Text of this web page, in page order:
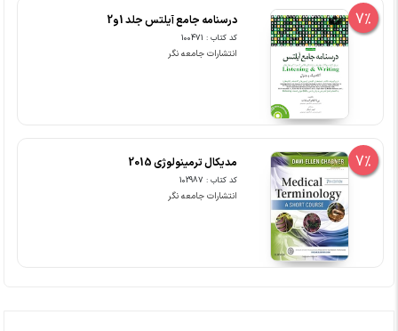
7% درسنامه جامع آیلتس جلد 1و2
کد کتاب : 100471
انتشارات جامعه نگر
7% مدیکال ترمینولوژی 2015
کد کتاب : 102987
انتشارات جامعه نگر